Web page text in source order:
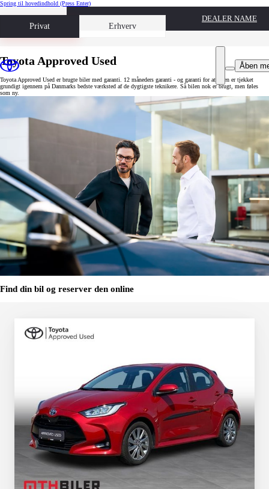
Spring til hovedindhold (Press Enter)
Privat Erhverv
Book prøvetur
DEALER NAME
Åben
Toyota Approved Used
Toyota Approved Used er brugte biler med garanti. 12 måneders garanti - og garanti for at bilen er tjekket
grundigt igennem på Danmarks bedste værksted af de dygtigste teknikere. Så bilen nok er brugt, men føles
som ny.
Find din bil og reserver den online